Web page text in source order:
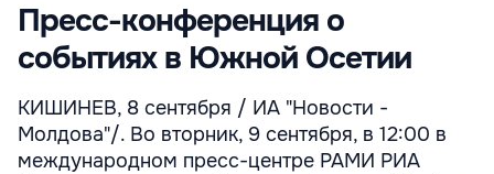
Пресс-конференция о
событиях в Южной Осетии
КИШИНЕВ, 8 сентября / ИА "Новости -
Молдова"/. Во вторник, 9 сентября, в 12:00 в
международном пресс-центре РАМИ РИА